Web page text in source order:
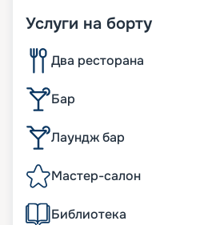
Услуги на борту
Два ресторана
Бар
Лаундж бар
Мастер-салон
Библиотека